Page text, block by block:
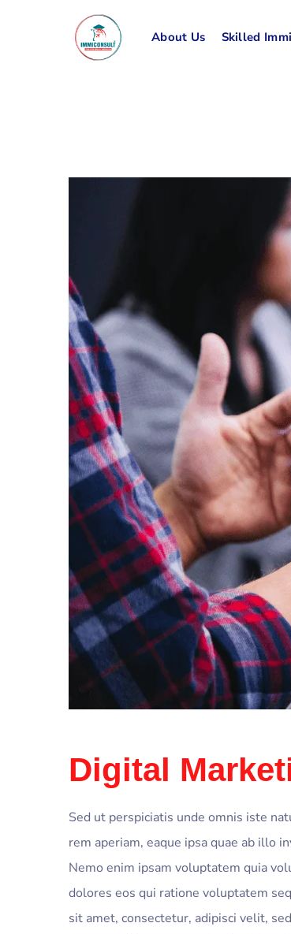
About Us Skilled
Digital
Sed ut perspiciatis unde omnis iste
rem aperiam, eaque ipsa quae ab illo
Nemo enim ipsam voluptatem quia
dolores eos qui ratione voluptatem
sit amet, consectetur, adipisci velit,